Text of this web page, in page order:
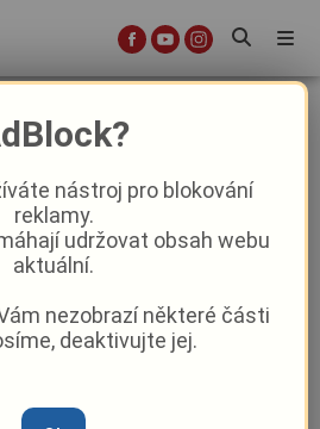
na západ: Leo
spor o linku Praha–
Aktuálně
nástroj pro blokování
reklamy.
udržovat obsah webu
aktuální.
nezobrazí některé části
deaktivujte jej.